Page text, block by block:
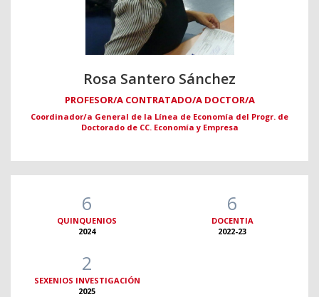
Rosa Santero Sánchez
PROFESOR/A CONTRATADO/A DOCTOR/A
Coordinador/a General de la Línea de Economía del Progr. de
Doctorado de CC. Economía y Empresa
6
QUINQUENIOS
2024
6
DOCENTIA
2022-23
2
SEXENIOS INVESTIGACIÓN
2025